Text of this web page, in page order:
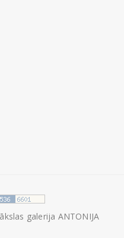
galerija ANTONIJA